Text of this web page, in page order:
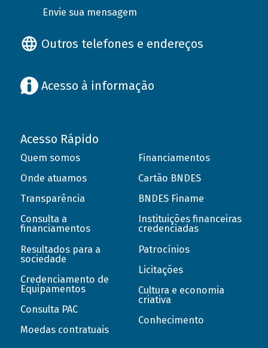
Envie sua mensagem
Outros telefones e endereços
Acesso à informação
Acesso Rápido
Quem somos
Onde atuamos
Transparência
Consulta a
financiamentos
Resultados para a
sociedade
Credenciamento de
Equipamentos
Consulta PAC
Moedas contratuais
Financiamentos
Cartão BNDES
BNDES Finame
Instituições financeiras
credenciadas
Patrocínios
Licitações
Cultura e economia
criativa
Conhecimento